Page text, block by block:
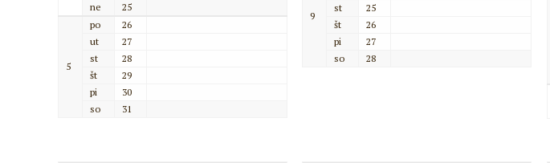
ne
25
5
po
26
ut
27
st
28
št
29
pi
30
so
31
9
st
25
št
26
pi
27
so
28